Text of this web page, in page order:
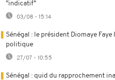
"indicatif"
03/08 - 15:14
Sénégal : le président Diomaye
politique
27/07 - 10:55
Sénégal : quid du rapprochement